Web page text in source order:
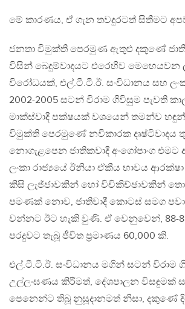
මේ කාරණය, ඒ ගැන තවදුරටත් සිතීමට
ජනතා විමුක්ති පෙරමුණ ඇතුළු දකුණේ
විසින් බෙදුම්වාදයට එරෙහිව මෙහෙයවන
විරෝධයක්, එල්.ටී.ටී.ඊ. සංවිධානය සහ
2002-2005 සටන් විරාම ගිවිසුම පැවති
මාක්ස්වාදී පක්ෂයක් වශයෙන් තමන්ව
විමුක්ති පෙරමුණේ නවීකාරක දෘෂ්ටිවාදය
නොගැළපෙන ජාතිකවාදී අංගෝපාංග එමට
ලංකා රාජ්‍යයේ ඊනියා ඒකීය භාවය
කිසි ලැජ්ජාවකින් හෝ විචිකිච්ඡාවකින්
පමණක් නොව, ජාතිවාදී කොටස් සමග
වන්නට ඊට හැකි වුණි. ඒ වෙනුවෙන්, 88-
පරදුවට තැබූ ජීවිත ප‍්‍රමාණය 60,000 කි.
එල්.ටී.ටී.ඊ. සංවිධානය මගින් සටන් විරාම
උල්ලංඝණය කිරීමත්, දේශපාලන විසඳුමක්
පෙනෙන්ට තිබූ නුසූදානමත් නිසා, දකුණේ